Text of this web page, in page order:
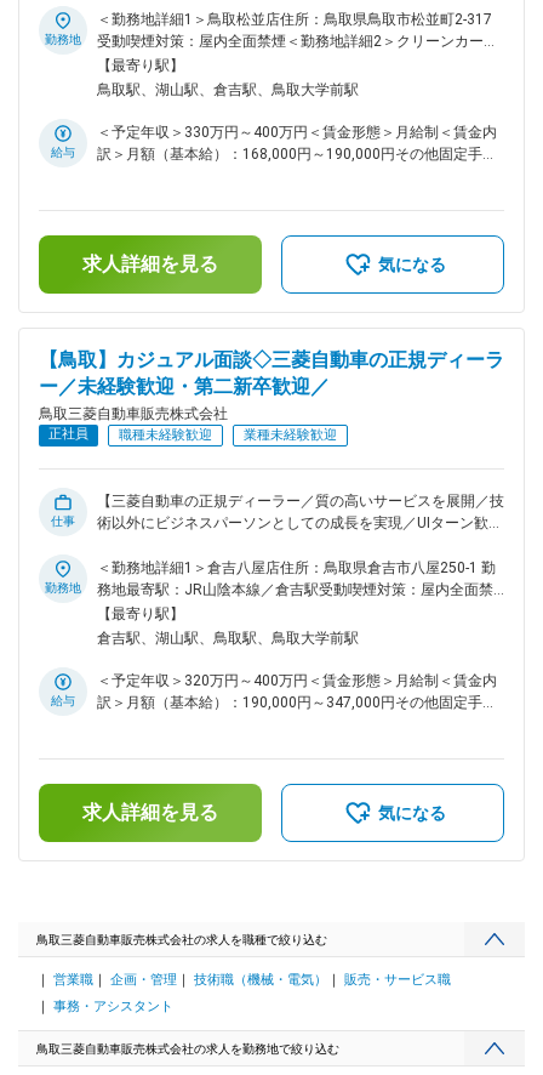
ービジネスの本質である「継続的な顧客接点」が当社の強みで
す。 高額の商品を購入いただいたお客様とは、購入後のメン
テナス含め、長いお付き合いとなります。親身にお客様のこと
を考えることで、成果につながるお仕事です。 ＼月10万以上
検、保険の目標が設定され、達成をすれば報奨金の支給があり
ます。目標に対して未達の場合でもペナルティが課せられるこ
やりがいもあります。 ■業務内容 三菱の新車、中古車の販売
や納車後の車検、アフターメンテナンス、自動車保険の販売な
ど、カーライフアドバイザーとしてのお仕事をお任せします。
■具体的には 各店舗やショールームにご来店いただくお客様に
ーまで、最適なご提案を行います。お客様のご家族の日頃の暮
らしまで考えながら、新規のご提案を行うなど、お客様との関
係構築が重要になります。 ・三菱の新車、各種中古車の販
売、保有ユーザーのアフターフォロー活動 ・車検、点検等の
自動車関連商品の販売活動 ・車選びのアドバイス、購入後の
メンテナンスのご案内 ■組織構成 ・鳥取松並店/人員30名（内
他管理、アシスタント） ・倉吉八屋店/人員5名（内訳：営業1
名、整備士3名、他管理、アシスタント） ■入社後のキャリア
菱自動車や販売・接客スキルに関する基本を習得して頂きま
す。 ・入社後1年間はOJTとして先輩社員が丁寧に教育。既存
のお客様を先輩から引き継ぎ、新たに担当することも多いで
す。 ■活躍社員 営業経験がなくとも、前職で靴の販売をして
ケーションを大事な職種経験の方大歓迎です！ 変更の範囲：
会社の定める業務
勤務地
＜勤務地詳細1＞鳥取松並店住所：鳥取県鳥取市松並町2-317
受動喫煙対策：屋内全面禁煙＜勤務地詳細2＞クリーンカーと
っとり住所：鳥取県鳥取市湖山町東3-6 受動喫煙対策：屋内全
面禁煙＜勤務地詳細3＞倉吉八屋店住所：鳥取県倉吉市八屋
内全面禁煙変更の範囲：会社の定める事業所
【最寄り駅】
鳥取駅、湖山駅、倉吉駅、鳥取大学前駅
給与
＜予定年収＞330万円～400万円＜賃金形態＞月給制＜賃金内
訳＞月額（基本給）：168,000円～190,000円その他固定手当/
手当を含む）＜昇給有無＞有＜残業手当＞有＜給与補足＞・賞
与実績：年間2ヶ月分(前年度実績)・残業手当：固定残業代制
(超過分別途支給)賃金はあくまでも目安の金額であり、選考を
めた表記です。
求人詳細を見る 気になる
【鳥取】カジュアル面談◇三菱自動車の正規ディーラ
ー／未経験歓迎・第二新卒歓迎／
鳥取三菱自動車販売株式会社
正社員 職種未経験歓迎 業種未経験歓迎
仕事
【三菱自動車の正規ディーラー／質の高いサービスを展開／技
術以外にビジネスパーソンとしての成長を実現／UIターン歓
職種の説明をメインで行います。 働くイメージがつくように
現場見学も対応可能です。 もちろんご質問も可能ですので、
わからないことがありましたらなんでもご質問ください。 ＜
選考に関して＞ 応募意思は不問ですので、選考に進むか迷う
です。 ■職務内容： ディーラーでの自動車販売か自動車整備
士をお任せします。 ■具体的には： ＜販売＞ 各店舗/ショール
ます。お客様のみに留まらず、そのご家族の日頃の暮らしまで
考えながら、新規のご提案を行うなど、長く深いお付き合いと
なります。 ・三菱の新車、各種中古車の販売、保有ユーザー
のアフターフォロー活動 ・車検、点検等の自動車関連商品の
売＞ 入社後、メーカー研修を受講（5日）いただき、三菱自動
車や販売・接客スキルに関する基本を習得して頂きます。 入
社後1年間はOJTとして先輩社員が丁寧に教育。既存のお客様
を先輩から引き継ぎ、新たに担当することも多いです。 ＜整
備されています。高いレベルの整備・点検サービスの提供を目
指し、専門的な技術や知識等に加え、お客様対応力を身につけ
勤務地
＜勤務地詳細1＞倉吉八屋店住所：鳥取県倉吉市八屋250-1 勤
務地最寄駅：JR山陰本線／倉吉駅受動喫煙対策：屋内全面禁
煙＜勤務地詳細2＞湖山店・クリーンカー鳥取住所：鳥取県鳥
取市湖山町東5-303-2 受動喫煙対策：屋内全面禁煙＜勤務地詳
策：屋内全面禁煙変更の範囲：会社の定める事業所
【最寄り駅】
倉吉駅、湖山駅、鳥取駅、鳥取大学前駅
給与
＜予定年収＞320万円～400万円＜賃金形態＞月給制＜賃金内
訳＞月額（基本給）：190,000円～347,000円その他固定手当/
じて上下する可能性があります。月給(月額)は固定手当を含め
た表記です。
求人詳細を見る 気になる
鳥取三菱自動車販売株式会社の求人を職種で絞り込む
営業職 企画・管理 技術職（機械・電気）
販売・サービス職
事務・アシスタント
鳥取三菱自動車販売株式会社の求人を勤務地で絞り込む